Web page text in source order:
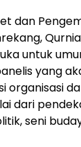
dan
untuk
yang
organisasi
dari
seni